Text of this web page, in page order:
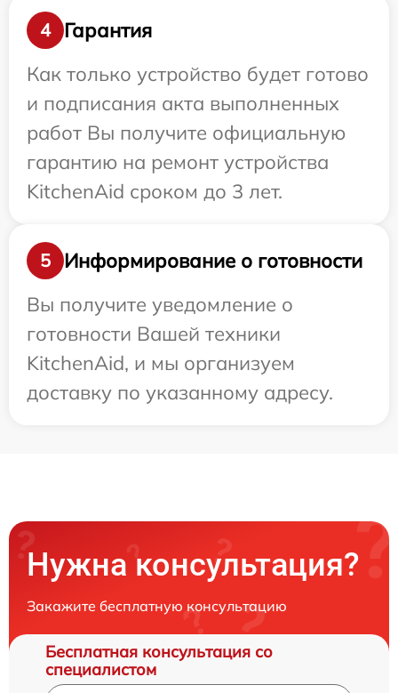
4
Гарантия
Как только устройство будет готово
и подписания акта выполненных
работ Вы получите официальную
гарантию на ремонт устройства
KitchenAid сроком до 3 лет.
5
Информирование о готовности
Вы получите уведомление о
готовности Вашей техники
KitchenAid, и мы организуем
доставку по указанному адресу.
Нужна консультация?
Закажите бесплатную консультацию
Бесплатная консультация со
специалистом